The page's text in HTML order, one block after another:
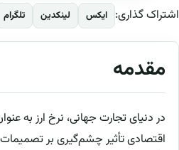
اشتراک گذاری: ایکس لینکدین تلگرام
مقدمه
در دنیای تجارت جهانی، نرخ ارز به
اقتصادی تأثیر چشم‌گیری بر